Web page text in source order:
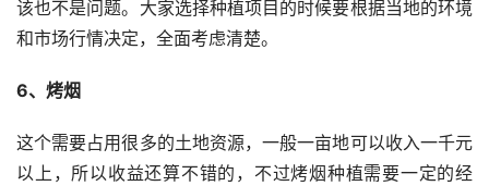
该也不是问题。大家选择种植项目的时候要根据当地的环境
和市场行情决定，全面考虑清楚。
6、烤烟
这个需要占用很多的土地资源，一般一亩地可以收入一千元
以上，所以收益还算不错的，不过烤烟种植需要一定的经